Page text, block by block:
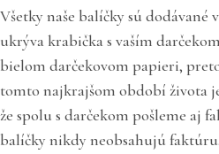
Všetky naše balíčky sú dodávané
ukrýva krabička s vaším
bielom darčekovom papieri,
tomto najkrajšom období života
že spolu s darčekom pošleme aj
balíčky nikdy neobsahujú